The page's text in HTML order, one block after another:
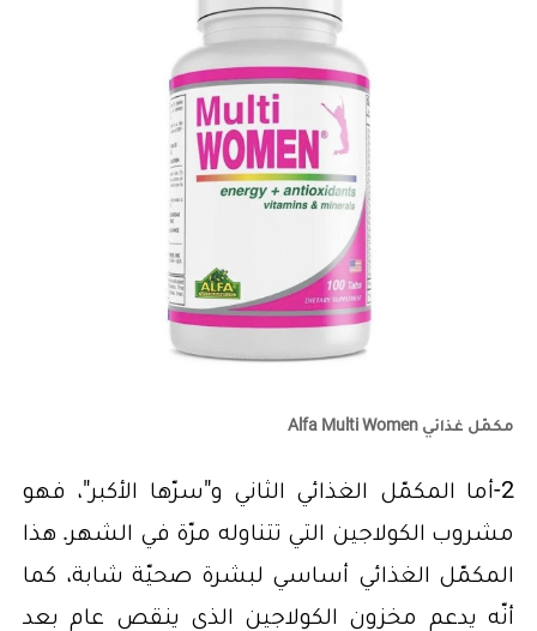
مكمّل غذائي Alfa Multi Women
2-أما المكمّل الغذائي الثاني و"سرّها الأكبر"، فهو
مشروب الكولاجين التي تتناوله مرّة في الشهر. هذا
المكمّل الغذائي أساسي لبشرة صحيّة شابة، كما
أنّه يدعم مخزون الكولاجين الذي ينقص عام بعد